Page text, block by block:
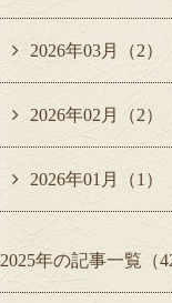
2026年03月（2）
2026年02月（2）
2026年01月（1）
2025年の記事一覧（